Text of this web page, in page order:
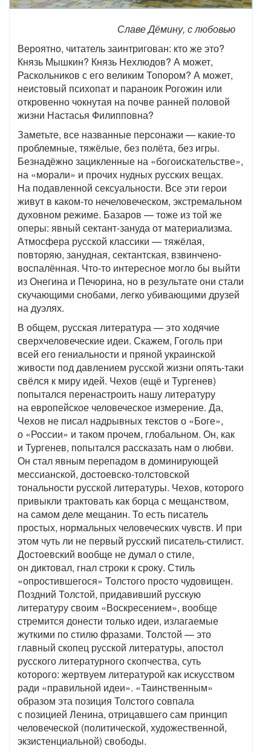
Славе Дёмину, с любовью
Вероятно, читатель заинтригован: кто же это?
Князь Мышкин? Князь Нехлюдов? А может,
Раскольников с его великим Топором? А может,
неистовый психопат и параноик Рогожин или
откровенно чокнутая на почве ранней половой
жизни Настасья Филипповна?
Заметьте, все названные персонажи — какие-то
проблемные, тяжёлые, без полёта, без игры.
Безнадёжно зацикленные на «богоискательстве»,
на «морали» и прочих нудных русских вещах.
На подавленной сексуальности. Все эти герои
живут в каком-то нечеловеческом, экстремальном
духовном режиме. Базаров — тоже из той же
оперы: явный сектант-зануда от материализма.
Атмосфера русской классики — тяжёлая,
повторяю, занудная, сектантская, взвинчено-
воспалённая. Что-то интересное могло бы выйти
из Онегина и Печорина, но в результате они стали
скучающими снобами, легко убивающими друзей
на дуэлях.
В общем, русская литература — это ходячие
сверхчеловеческие идеи. Скажем, Гоголь при
всей его гениальности и пряной украинской
живости под давлением русской жизни опять-таки
свёлся к миру идей. Чехов (ещё и Тургенев)
попытался перенастроить нашу литературу
на европейское человеческое измерение. Да,
Чехов не писал надрывных текстов о «Боге»,
о «России» и таком прочем, глобальном. Он, как
и Тургенев, попытался рассказать нам о любви.
Он стал явным перепадом в доминирующей
мессианской, достоевско-толстовской
тональности русской литературы. Чехов, которого
привыкли трактовать как борца с мещанством,
на самом деле мещанин. То есть писатель
простых, нормальных человеческих чувств. И при
этом чуть ли не первый русский писатель-стилист.
Достоевский вообще не думал о стиле,
он диктовал, гнал строки к сроку. Стиль
«опростившегося» Толстого просто чудовищен.
Поздний Толстой, придавивший русскую
литературу своим «Воскресением», вообще
стремится донести только идеи, излагаемые
жуткими по стилю фразами. Толстой — это
главный скопец русской литературы, апостол
русского литературного скопчества, суть
которого: жертвуем литературой как искусством
ради «правильной идеи». «Таинственным»
образом эта позиция Толстого совпала
с позицией Ленина, отрицавшего сам принцип
человеческой (политической, художественной,
экзистенциальной) свободы.